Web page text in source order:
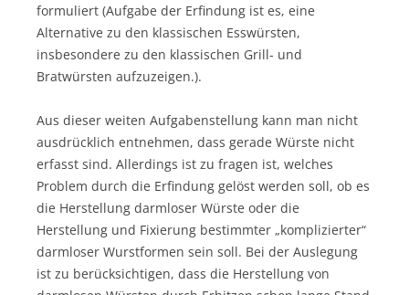
formuliert (Aufgabe der Erfindung ist es, eine
Alternative zu den klassischen Esswürsten,
insbesondere zu den klassischen Grill- und
Bratwürsten aufzuzeigen.).
Aus dieser weiten Aufgabenstellung kann man nicht
ausdrücklich entnehmen, dass gerade Würste nicht
erfasst sind. Allerdings ist zu fragen ist, welches
Problem durch die Erfindung gelöst werden soll, ob es
die Herstellung darmloser Würste oder die
Herstellung und Fixierung bestimmter „komplizierter“
darmloser Wurstformen sein soll. Bei der Auslegung
ist zu berücksichtigen, dass die Herstellung von